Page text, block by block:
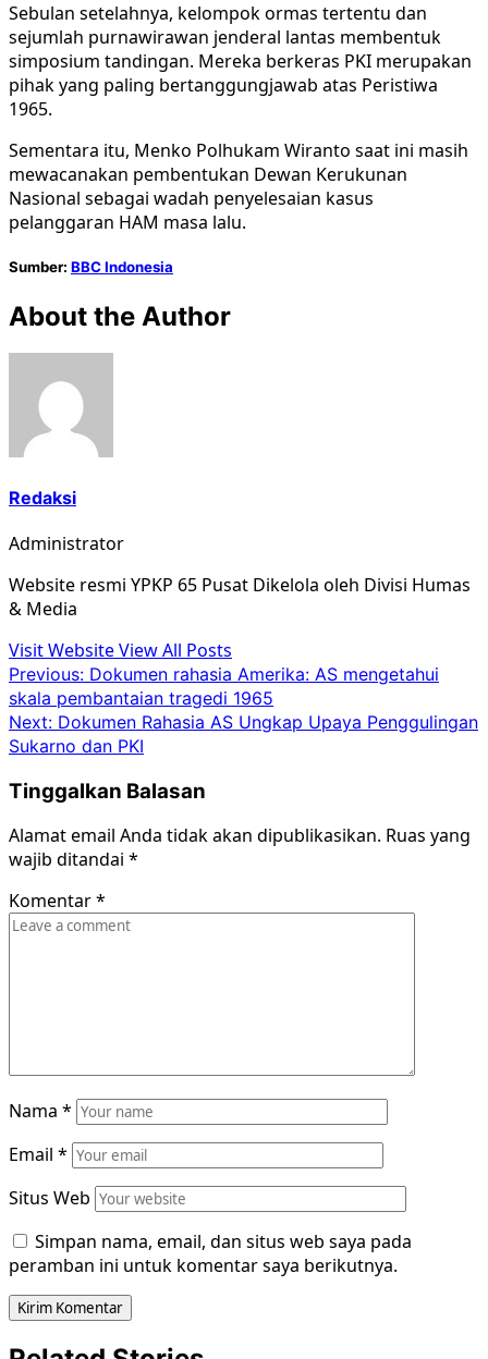
Sebulan setelahnya, kelompok ormas tertentu dan
sejumlah purnawirawan jenderal lantas membentuk
simposium tandingan. Mereka berkeras PKI merupakan
pihak yang paling bertanggungjawab atas Peristiwa
1965.
Sementara itu, Menko Polhukam Wiranto saat ini masih
mewacanakan pembentukan Dewan Kerukunan
Nasional sebagai wadah penyelesaian kasus
pelanggaran HAM masa lalu.
Sumber: BBC Indonesia
About the Author
Redaksi
Administrator
Website resmi YPKP 65 Pusat Dikelola oleh Divisi Humas
& Media
Visit WebsiteView All Posts
Post
navigation
Previous: Dokumen rahasia Amerika: AS mengetahui
skala pembantaian tragedi 1965
Next: Dokumen Rahasia AS Ungkap Upaya Penggulingan
Sukarno dan PKI
Tinggalkan Balasan
Alamat email Anda tidak akan dipublikasikan. Ruas yang
wajib ditandai *
Komentar*
Nama *
Email *
Situs Web
Simpan nama, email, dan situs web saya pada
peramban ini untuk komentar saya berikutnya.